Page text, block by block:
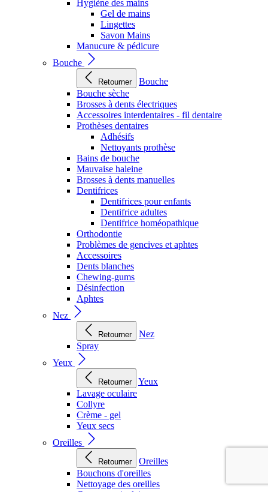
Hygiène des mains
Gel de mains
Lingettes
Savon Mains
Manucure & pédicure
Bouche
Retourner
Bouche
Bouche sèche
Brosses à dents électriques
Accessoires interdentaires - fil dentaire
Prothèses dentaires
Adhésifs
Nettoyants prothèse
Bains de bouche
Mauvaise haleine
Brosses à dents manuelles
Dentifrices
Dentifrices pour enfants
Dentifrice adultes
Dentifrice homéopathique
Orthodontie
Problèmes de gencives et aphtes
Accessoires
Dents blanches
Chewing-gums
Désinfection
Aphtes
Nez
Retourner
Nez
Spray
Yeux
Retourner
Yeux
Lavage oculaire
Collyre
Crème - gel
Yeux secs
Oreilles
Retourner
Oreilles
Bouchons d'oreilles
Nettoyage des oreilles